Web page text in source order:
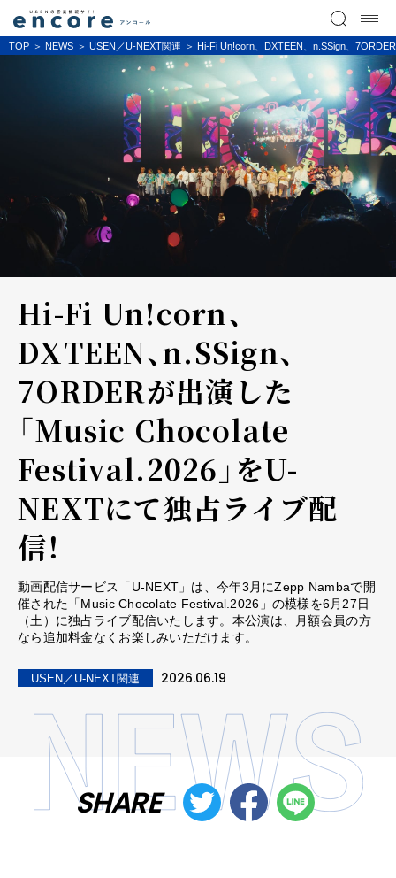
TOP NEWS USEN／U-NEXT関連 Hi-Fi Un!corn、DXTEEN、n.SSign、
Hi-Fi Un!corn、
DXTEEN、n.SSign、
7ORDERが出演した
「Music Chocolate
Festival.2026」をU-
NEXTにて独占ライブ配
信！
動画配信サービス「U-NEXT」は、今年3月にZepp Nambaで開
催された「Music Chocolate Festival.2026」の模様を6月27日
（土）に独占ライブ配信いたします。本公演は、月額会員の方
なら追加料金なくお楽しみいただけます。
USEN／U-NEXT関連 2026.06.19
SHARE